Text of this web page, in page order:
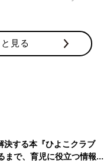
見る
決する本『ひよこクラブ
で、育児に役立つ情報が